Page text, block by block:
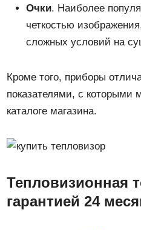
Очки. Наиболее
четкостью
сложных условий на
Кроме того, приборы
показателями, с которыми
каталоге магазина.
Тепловизионная
гарантией 24